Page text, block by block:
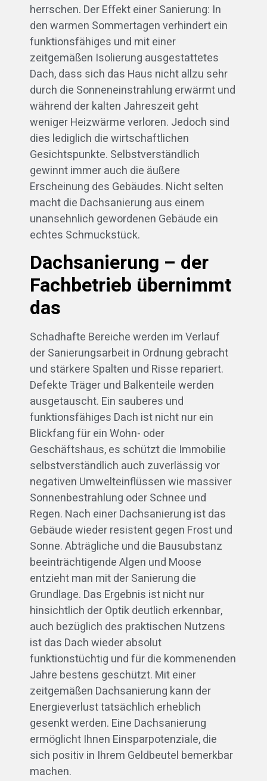
herrschen. Der Effekt einer Sanierung: In
den warmen Sommertagen verhindert ein
funktionsfähiges und mit einer
zeitgemäßen Isolierung ausgestattetes
Dach, dass sich das Haus nicht allzu sehr
durch die Sonneneinstrahlung erwärmt und
während der kalten Jahreszeit geht
weniger Heizwärme verloren. Jedoch sind
dies lediglich die wirtschaftlichen
Gesichtspunkte. Selbstverständlich
gewinnt immer auch die äußere
Erscheinung des Gebäudes. Nicht selten
macht die Dachsanierung aus einem
unansehnlich gewordenen Gebäude ein
echtes Schmuckstück.
Dachsanierung – der
Fachbetrieb übernimmt
das
Schadhafte Bereiche werden im Verlauf
der Sanierungsarbeit in Ordnung gebracht
und stärkere Spalten und Risse repariert.
Defekte Träger und Balkenteile werden
ausgetauscht. Ein sauberes und
funktionsfähiges Dach ist nicht nur ein
Blickfang für ein Wohn- oder
Geschäftshaus, es schützt die Immobilie
selbstverständlich auch zuverlässig vor
negativen Umwelteinflüssen wie massiver
Sonnenbestrahlung oder Schnee und
Regen. Nach einer Dachsanierung ist das
Gebäude wieder resistent gegen Frost und
Sonne. Abträgliche und die Bausubstanz
beeinträchtigende Algen und Moose
entzieht man mit der Sanierung die
Grundlage. Das Ergebnis ist nicht nur
hinsichtlich der Optik deutlich erkennbar,
auch bezüglich des praktischen Nutzens
ist das Dach wieder absolut
funktionstüchtig und für die kommenenden
Jahre bestens geschützt. Mit einer
zeitgemäßen Dachsanierung kann der
Energieverlust tatsächlich erheblich
gesenkt werden. Eine Dachsanierung
ermöglicht Ihnen Einsparpotenziale, die
sich positiv in Ihrem Geldbeutel bemerkbar
machen.